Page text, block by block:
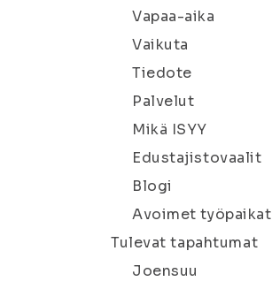
Vapaa-aika
Vaikuta
Tiedote
Palvelut
Mikä ISYY
Edustajistovaalit
Blogi
Avoimet työpaikat
Tulevat tapahtumat
Joensuu